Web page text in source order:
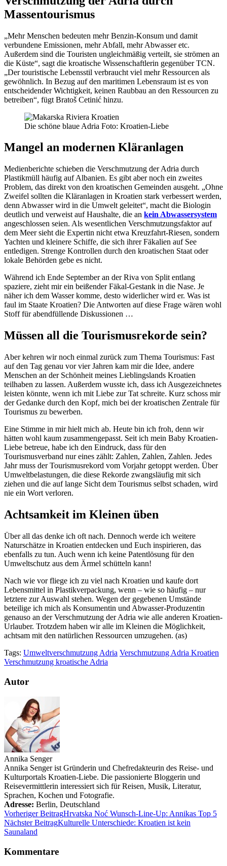
Massentourismus
„Mehr Menschen bedeuten mehr Benzin-Konsum und damit
verbundene Emissionen, mehr Abfall, mehr Abwasser etc.
Außerdem sind die Touristen ungleichmäßig verteilt, sie strömen an
die Küste“, sagt die kroatische Wissenschaftlerin gegenüber TCN.
„Der touristische Lebensstil verbraucht viel mehr Ressourcen als
gewöhnlich. In Bezug auf den maritimen Lebensraum ist es von
entscheidender Wichtigkeit, keinen Raubbau an den Ressourcen zu
betreiben“, fügt Bratoš Cetinić hinzu.
Die schöne blaue Adria Foto: Kroatien-Liebe
Mangel an modernen Kläranlagen
Medienberichte schieben die Verschmutzung der Adria durch
Plastikmüll häufig auf Albanien. Es gibt aber noch ein zweites
Problem, das direkt von den kroatischen Gemeinden ausgeht. „Ohne
Zweifel sollten die Kläranlagen in Kroatien stark verbessert werden,
denn Abwasser wird in die Umwelt geleitet“, macht die Biologin
deutlich und verweist auf Haushalte, die an kein Abwassersystem
angeschlossen seien. Als wesentlichen Verschmutzungsfaktor auf
dem Meer sieht die Expertin nicht etwa Kreuzfahrt-Riesen, sondern
Yachten und kleinere Schiffe, die sich ihrer Fäkalien auf See
entledigen. Strenge Kontrollen durch den kroatischen Staat oder
lokale Behörden gebe es nicht.
Während ich Ende September an der Riva von Split entlang
spaziere, zieht mir ein beißender Fäkal-Gestank in die Nase. Je
näher ich dem Wasser komme, desto widerlicher wird er. Was ist
faul im Staate Kroatien? Die Antworten auf diese Frage wären wohl
Stoff für abendfüllende Diskussionen …
Müssen all die Tourismusrekorde sein?
Aber kehren wir noch einmal zurück zum Thema Tourismus: Fast
auf den Tag genau vor vier Jahren kam mir die Idee, andere
Menschen an der Schönheit meines Lieblingslands Kroatien
teilhaben zu lassen. Außerdem wusste ich, dass ich Ausgezeichnetes
leisten könnte, wenn ich mit Liebe zur Tat schreite. Kurz schoss mir
der Gedanke durch den Kopf, mich bei der kroatischen Zentrale für
Tourismus zu bewerben.
Eine Stimme in mir hielt mich ab. Heute bin ich froh, denn wir
hätten wohl kaum zusammengepasst. Seit ich mein Baby Kroatien-
Liebe betreue, habe ich den Eindruck, dass für den
Tourismusverband nur eines zählt: Zahlen, Zahlen, Zahlen. Jedes
Jahr muss der Tourismusrekord vom Vorjahr getoppt werden. Über
Umweltbelastungen, die diese Rekorde zwangsläufig mit sich
ziehen und die auf lange Sicht dem Tourismus selbst schaden, wird
nie ein Wort verloren.
Achtsamkeit im Kleinen üben
Über all das denke ich oft nach. Dennoch werde ich weitere
Naturschätze in Kroatien entdecken und Euch inspirieren, das
ebenfalls zu tun. Auch wenn ich keine Patentlösung für den
Umweltschutz aus dem Ärmel schütteln kann!
Nach wie vor fliege ich zu viel nach Kroatien und kaufe dort
Lebensmittel in Plastikverpackung, wenn – wie so häufig – nur
letztere zur Auswahl stehen. Wegen der gegebenen Umstände
beteilige ich mich als Konsumentin und Abwasser-Produzentin
genauso an der Verschmutzung der Adria wie alle anderen Kroatien-
Urlauber. Trotzdem haben wir alle im Kleinen die Möglichkeit,
achtsam mit den natürlichen Ressourcen umzugehen. (as)
Tags: Umweltverschmutzung Adria Verschmutzung Adria Kroatien
Verschmutzung kroatische Adria
Autor
Annika Senger
Annika Senger ist Gründerin und Chefredakteurin des Reise- und
Kulturportals Kroatien-Liebe. Die passionierte Bloggerin und
Reisevermittlerin interessiert sich für Reisen, Musik, Literatur,
Sprachen, Kochen und Fotografie.
Adresse: Berlin, Deutschland
Vorheriger BeitragHrvatska Noć Wunsch-Line-Up: Annikas Top 5
Nächster BeitragKulturelle Unterschiede: Kroatien ist kein
Saunaland
Kommentare